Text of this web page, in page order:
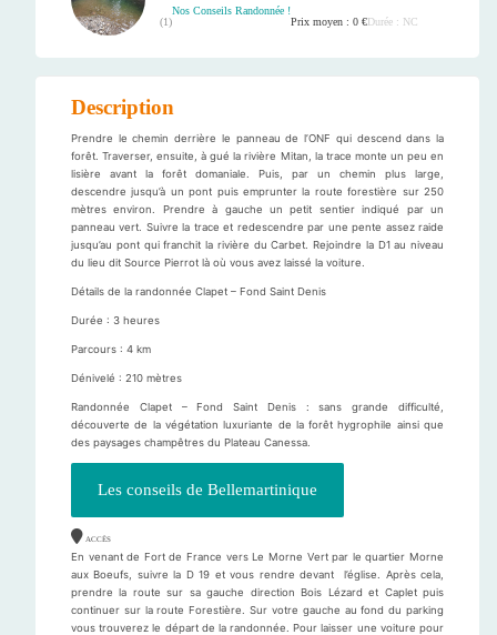
(1)
Nos Conseils Randonnée !
Prix moyen : 0 €Durée : NC
Description
Prendre le chemin derrière le panneau de l’ONF qui descend dans la
forêt. Traverser, ensuite, à gué la rivière Mitan, la trace monte un peu en
lisière avant la forêt domaniale. Puis, par un chemin plus large,
descendre jusqu’à un pont puis emprunter la route forestière sur 250
mètres environ. Prendre à gauche un petit sentier indiqué par un
panneau vert. Suivre la trace et redescendre par une pente assez raide
jusqu’au pont qui franchit la rivière du Carbet. Rejoindre la D1 au niveau
du lieu dit Source Pierrot là où vous avez laissé la voiture.
Détails de la randonnée Clapet – Fond Saint Denis
Durée : 3 heures
Parcours : 4 km
Dénivelé : 210 mètres
Randonnée Clapet – Fond Saint Denis : sans grande difficulté,
découverte de la végétation luxuriante de la forêt hygrophile ainsi que
des paysages champêtres du Plateau Canessa.
Les conseils de Bellemartinique
ACCÈS
En venant de Fort de France vers Le Morne Vert par le quartier Morne
aux Boeufs, suivre la D 19 et vous rendre devant l’église. Après cela,
prendre la route sur sa gauche direction Bois Lézard et Caplet puis
continuer sur la route Forestière. Sur votre gauche au fond du parking
vous trouverez le départ de la randonnée. Pour laisser une voiture pour